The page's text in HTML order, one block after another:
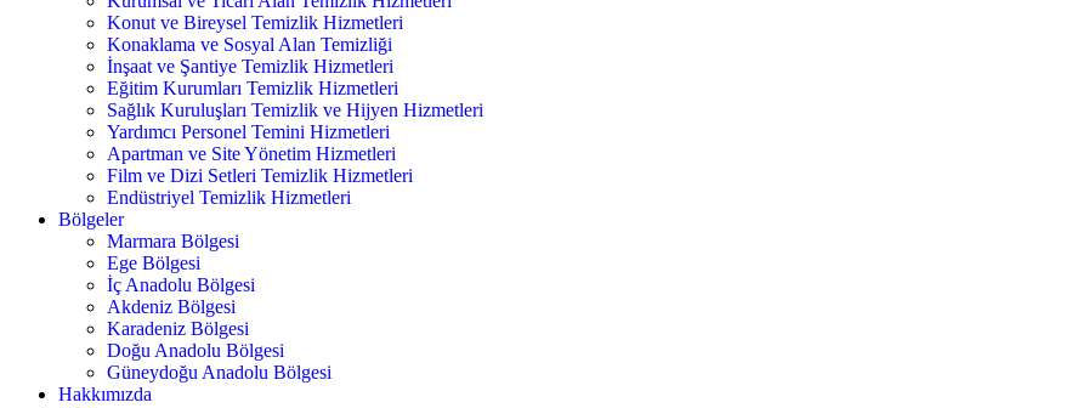
Konut ve Bireysel Temizlik Hizmetleri
Konaklama ve Sosyal Alan Temizliği
İnşaat ve Şantiye Temizlik Hizmetleri
Eğitim Kurumları Temizlik Hizmetleri
Sağlık Kuruluşları Temizlik ve Hijyen Hizmetleri
Yardımcı Personel Temini Hizmetleri
Apartman ve Site Yönetim Hizmetleri
Film ve Dizi Setleri Temizlik Hizmetleri
Endüstriyel Temizlik Hizmetleri
Bölgeler
Marmara Bölgesi
Ege Bölgesi
İç Anadolu Bölgesi
Akdeniz Bölgesi
Karadeniz Bölgesi
Doğu Anadolu Bölgesi
Güneydoğu Anadolu Bölgesi
Hakkımızda